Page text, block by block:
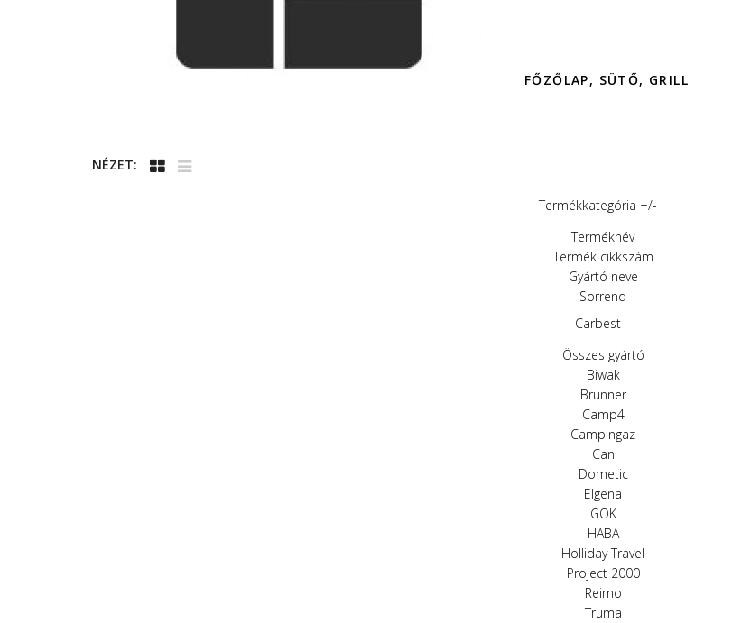
FŐZŐLAP, SÜTŐ, GRILL
NÉZET:
Termékkategória +/-
Terméknév
Termék cikkszám
Gyártó neve
Sorrend
Carbest
Összes gyártó
Biwak
Brunner
Camp4
Campingaz
Can
Dometic
Elgena
GOK
HABA
Holliday Travel
Project 2000
Reimo
Truma